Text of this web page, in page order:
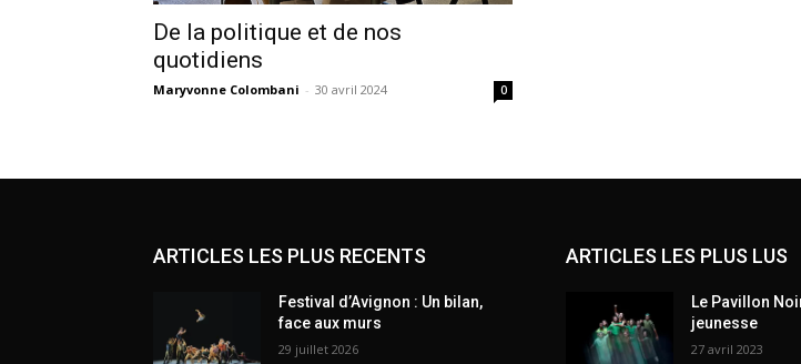
De la politique et de nos
quotidiens
Maryvonne Colombani - 30 avril 2024 0
ARTICLES LES PLUS RECENTS
Festival d’Avignon : Un bilan,
face aux murs
29 juillet 2026
ARTICLES LES PLUS LUS
Le Pavillon
jeunesse
27 avril 2023